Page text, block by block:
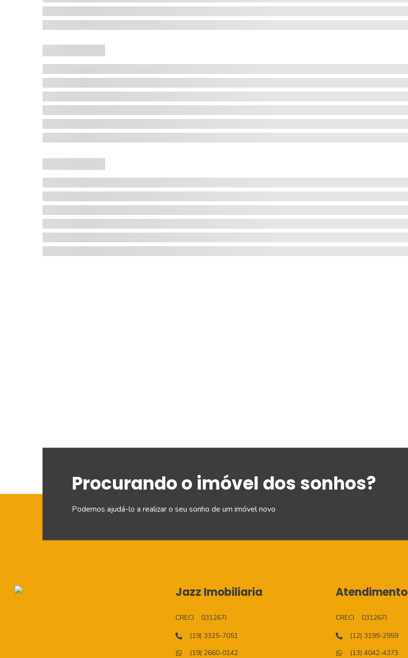
Procurando o imóvel dos sonhos?
Podemos ajudá-lo a realizar o seu sonho de um imóvel novo
Jazz Imobiliaria
CRECI
031267J
(19) 3325-7051
(19) 2660-0142
Atendimento
CRECI
031267J
(12) 3199-2959
(13) 4042-4373